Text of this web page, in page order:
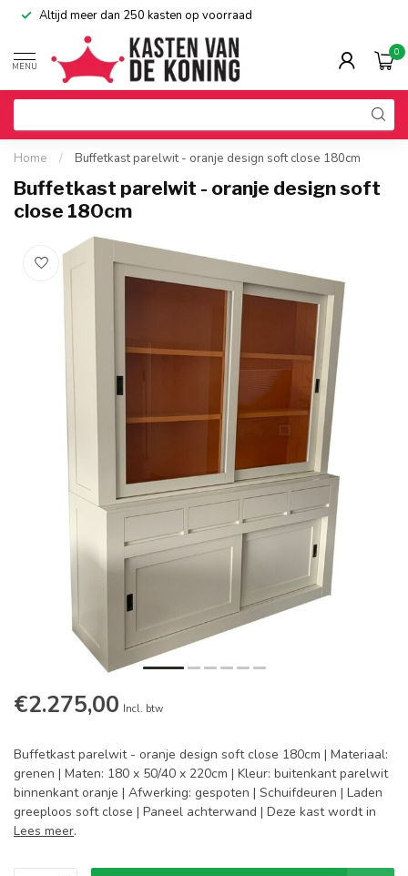
Altijd meer dan 250 kasten op voorraad
MENU
0
Home / Buffetkast parelwit - oranje design soft close 180cm
Buffetkast parelwit - oranje design soft
close 180cm
€2.275,00 Incl. btw
Buffetkast parelwit - oranje design soft close 180cm | Materiaal:
grenen | Maten: 180 x 50/40 x 220cm | Kleur: buitenkant parelwit
binnenkant oranje | Afwerking: gespoten | Schuifdeuren | Laden
greeploos soft close | Paneel achterwand | Deze kast wordt in
Lees meer.